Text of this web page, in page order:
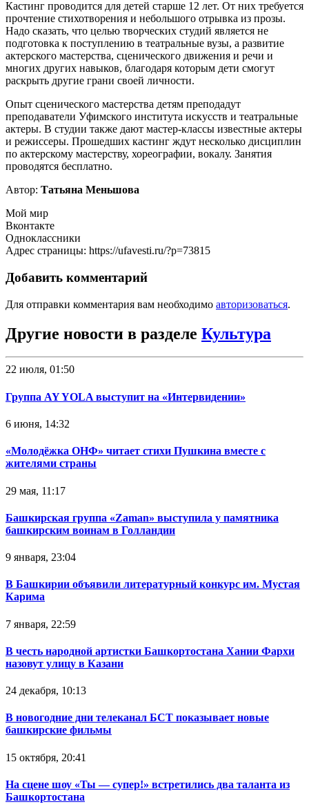
Кастинг проводится для детей старше 12 лет. От них требуется
прочтение стихотворения и небольшого отрывка из прозы.
Надо сказать, что целью творческих студий является не
подготовка к поступлению в театральные вузы, а развитие
актерского мастерства, сценического движения и речи и
многих других навыков, благодаря которым дети смогут
раскрыть другие грани своей личности.
Опыт сценического мастерства детям преподадут
преподаватели Уфимского института искусств и театральные
актеры. В студии также дают мастер-классы известные актеры
и режиссеры. Прошедших кастинг ждут несколько дисциплин
по актерскому мастерству, хореографии, вокалу. Занятия
проводятся бесплатно.
Автор: Татьяна Меньшова
Мой мир
Вконтакте
Одноклассники
Адрес страницы: https://ufavesti.ru/?p=73815
Добавить комментарий
Для отправки комментария вам необходимо авторизоваться.
Другие новости в разделе Культура
22 июля, 01:50
Группа AY YOLA выступит на «Интервидении»
6 июня, 14:32
«Молодёжка ОНФ» читает стихи Пушкина вместе с
жителями страны
29 мая, 11:17
Башкирская группа «Zaman» выступила у памятника
башкирским воинам в Голландии
9 января, 23:04
В Башкирии объявили литературный конкурс им. Мустая
Карима
7 января, 22:59
В честь народной артистки Башкортостана Хании Фархи
назовут улицу в Казани
24 декабря, 10:13
В новогодние дни телеканал БСТ показывает новые
башкирские фильмы
15 октября, 20:41
На сцене шоу «Ты — супер!» встретились два таланта из
Башкортостана